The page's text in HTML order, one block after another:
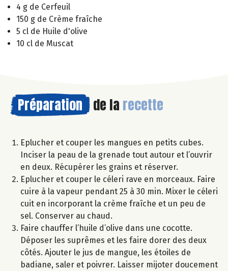
4 g de Cerfeuil
150 g de Crème fraîche
5 cl de Huile d'olive
10 cl de Muscat
Préparation de la recette
Eplucher et couper les mangues en petits cubes.
Inciser la peau de la grenade tout autour et l’ouvrir
en deux. Récupérer les grains et réserver.
Eplucher et couper le céleri rave en morceaux. Faire
cuire à la vapeur pendant 25 à 30 min. Mixer le céleri
cuit en incorporant la crème fraîche et un peu de
sel. Conserver au chaud.
Faire chauffer l’huile d’olive dans une cocotte.
Déposer les suprêmes et les faire dorer des deux
côtés. Ajouter le jus de mangue, les étoiles de
badiane, saler et poivrer. Laisser mijoter doucement